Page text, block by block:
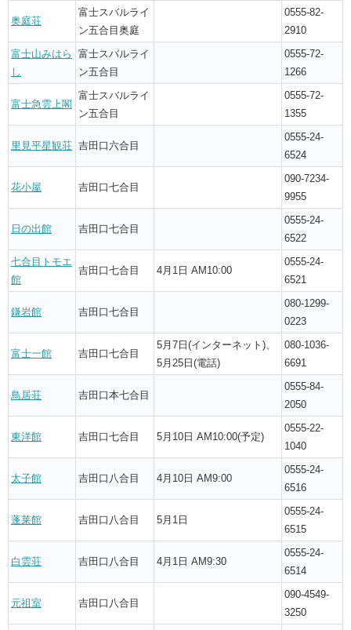
奥庭荘
富士スバルライ
ン五合目奥庭
0555-82-
2910
富士山みはら
し
富士スバルライ
ン五合目
0555-72-
1266
富士急雲上閣
富士スバルライ
ン五合目
0555-72-
1355
里見平星観荘 吉田口六合目
0555-24-
6524
花小屋 吉田口七合目
090-7234-
9955
日の出館 吉田口七合目
0555-24-
6522
七合目トモエ
館
吉田口七合目 4月1日 AM10:00
0555-24-
6521
鎌岩館 吉田口七合目
080-1299-
0223
富士一館 吉田口七合目
5月7日(インターネット)、
5月25日(電話)
080-1036-
6691
鳥居荘 吉田口本七合目
0555-84-
2050
東洋館 吉田口七合目 5月10日 AM10:00(予定)
0555-22-
1040
太子館 吉田口八合目 4月10日 AM9:00
0555-24-
6516
蓬莱館 吉田口八合目 5月1日
0555-24-
6515
白雲荘 吉田口八合目 4月1日 AM9:30
0555-24-
6514
元祖室 吉田口八合目
090-4549-
3250